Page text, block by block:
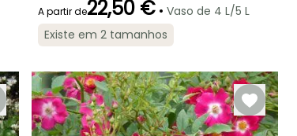
Período de floração
Junho à
Outubro
Período razoável de
Janeiro à Abril,
Setembro à
Dezembro
A partir de22,50 € • Vaso de 4 L/5 L
Existe em 2 tamanhos